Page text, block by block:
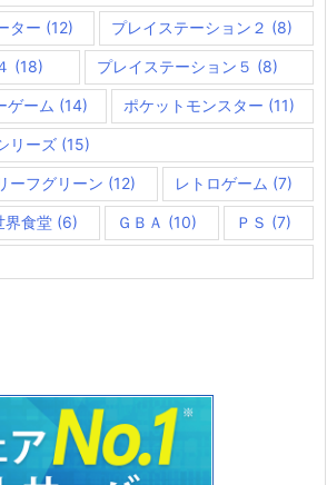
ター (12) プレイステーション２ (8)
(18) プレイステーション５ (8)
ゲーム (14) ポケットモンスター (11)
リーズ (15)
ーフグリーン (12) レトロゲーム (7)
界食堂 (6) ＧＢＡ (10) ＰＳ (7)